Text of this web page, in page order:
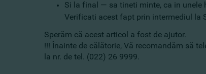
Si la final — sa tineti minte, ca in unele
Verificati acest fapt prin intermediul la
Sperăm că acest articol a fost de ajutor.
!!! Înainte de călătorie, Vă recomandăm să
la nr. de tel. (022) 26 9999.